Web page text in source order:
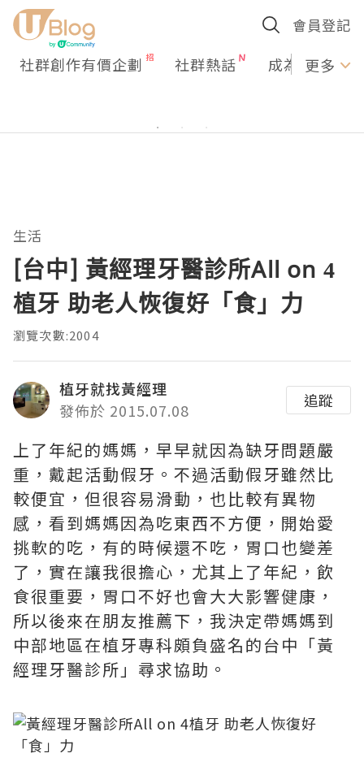
會員登記
社群創作有價企劃 社群熱話 成為U更多
生活
[台中] 黃經理牙醫診所All on 4
植牙 助老人恢復好「食」力
瀏覽次數:2004
植牙就找黃經理
發佈於 2015.07.08
追蹤
上了年紀的媽媽，早早就因為缺牙問題嚴
重，戴起活動假牙。不過活動假牙雖然比
較便宜，但很容易滑動，也比較有異物
感，看到媽媽因為吃東西不方便，開始愛
挑軟的吃，有的時候還不吃，胃口也變差
了，實在讓我很擔心，尤其上了年紀，飲
食很重要，胃口不好也會大大影響健康，
所以後來在朋友推薦下，我決定帶媽媽到
中部地區在植牙專科頗負盛名的台中「黃
經理牙醫診所」尋求協助。